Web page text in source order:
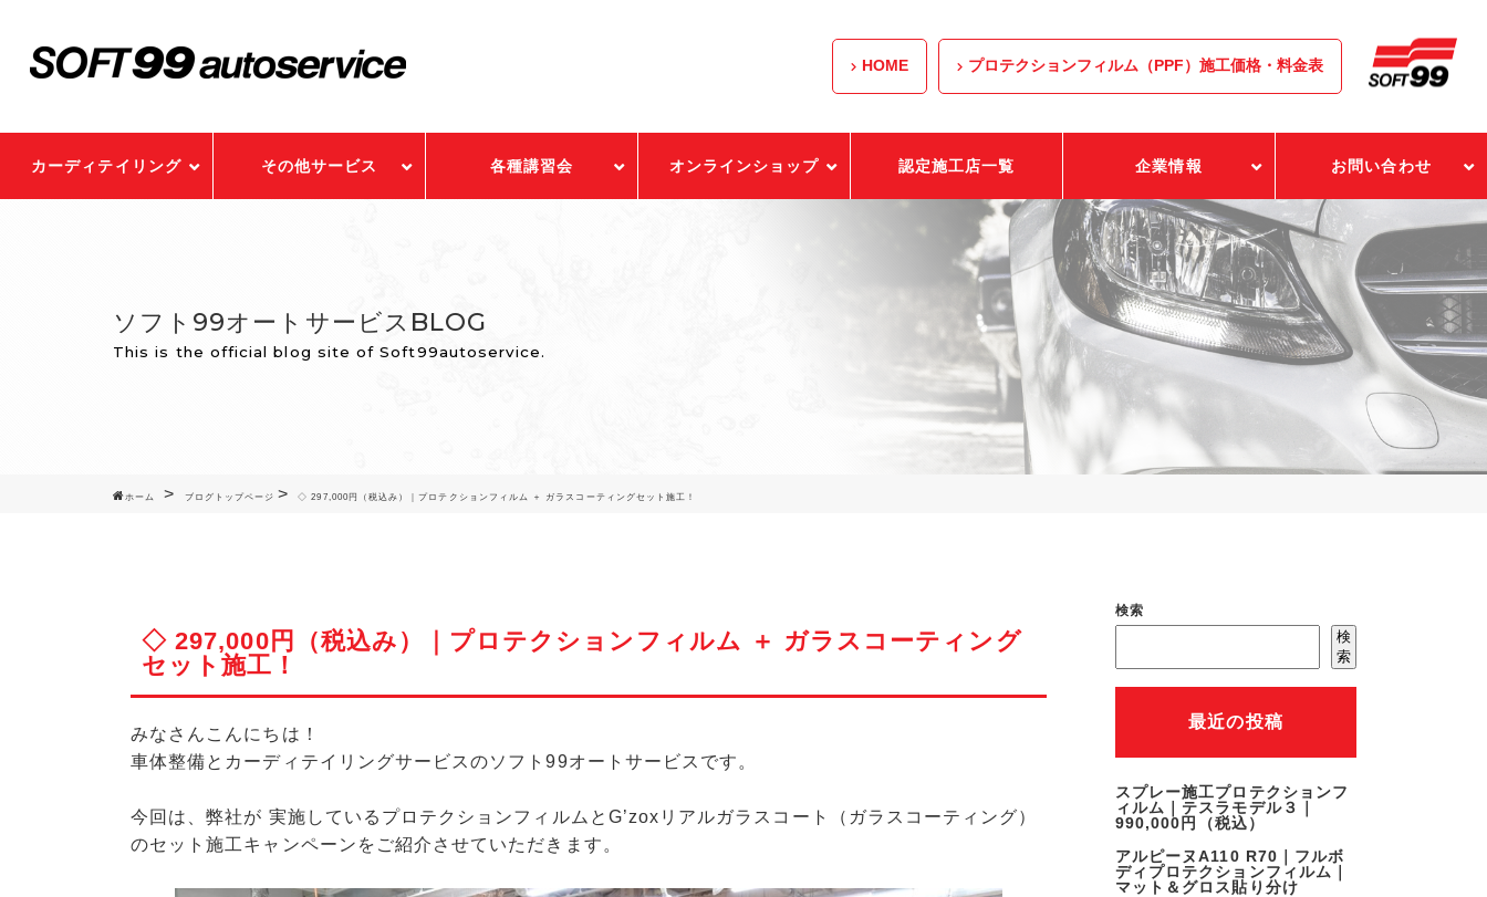
HOME プロテクションフィルム（PPF）施工価格・料金表
カーディテイリング その他サービス 各種講習会 オンラインショップ 認定施工店一覧 企業情報 お問い合わせ
ソフト99オートサービスBLOG
This is the official blog site of Soft99autoservice.
ホーム ブログトップページ ◇ 297,000円（税込み）｜プロテクションフィルム ＋ ガラスコーティングセット施工！
◇ 297,000円（税込み）｜プロテクションフィルム ＋ ガラスコーティング
セット施工！
みなさんこんにちは！
車体整備とカーディテイリングサービスのソフト99オートサービスです。
今回は、弊社が 実施している プロテクションフィルム と G’zoxリアルガラスコート
（ガラスコーティング）
のセット施工キャンペーンをご紹介させていただきます。
検索
検
索
最近の投稿
スプレー施工プロテクションフ
ィルム｜テスラモデル３｜
990,000円（税込）
アルピーヌA110 R70｜フルボ
ディプロテクションフィルム｜
マット＆グロス貼り分け